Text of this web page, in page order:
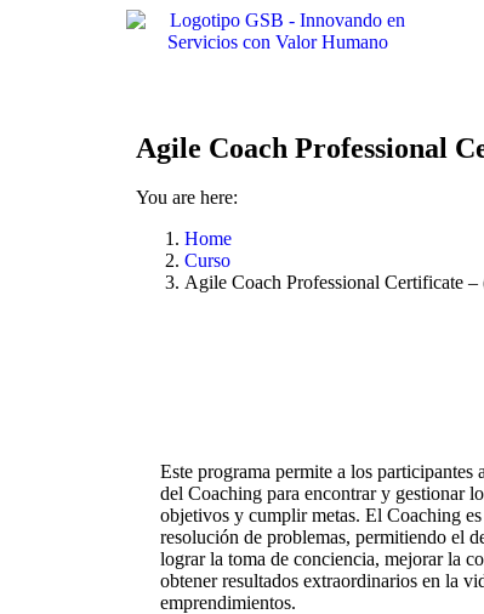
Agile Coach Professional
You are here:
Home
Curso
Agile Coach Professional Certificate
Este programa permite a los participantes
del Coaching para encontrar y gestionar
objetivos y cumplir metas. El Coaching
resolución de problemas, permitiendo el
lograr la toma de conciencia, mejorar la
obtener resultados extraordinarios en la
emprendimientos.